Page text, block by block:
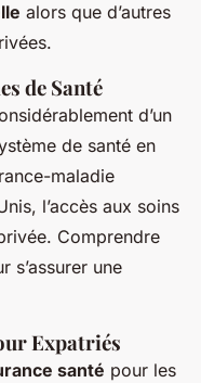
alors que d’autres
de Santé
d’un
de santé en
maladie
l’accès aux soins
Comprendre
s’assurer une
Expatriés
santé pour les